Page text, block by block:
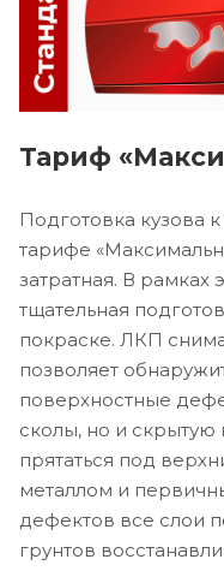
Тариф
Подготовка кузова
тарифе
затратная. В рамках
тщательная
покраске. ЛКП
позволяет
поверхностные
сколы, но и
прятаться под
металлом и
дефектов все слои
грунтов